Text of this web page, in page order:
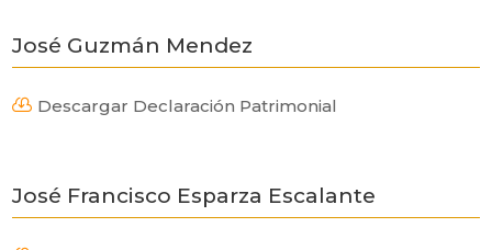
José Guzmán Mendez
 Descargar Declaración Patrimonial
José Francisco Esparza Escalante